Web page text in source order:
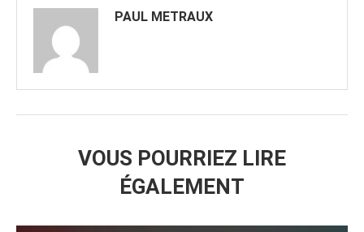
PAUL METRAUX
VOUS POURRIEZ LIRE
ÉGALEMENT